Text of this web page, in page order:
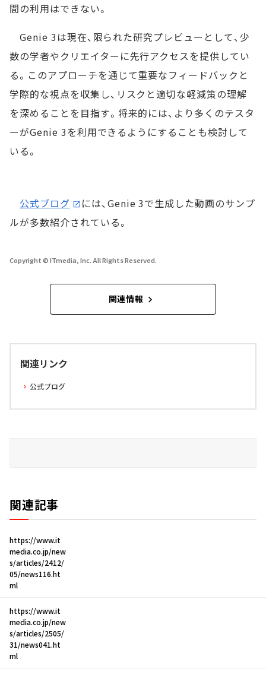
間の利用はできない。
Genie 3は現在、限られた研究プレビューとして、少
数の学者やクリエイターに先行アクセスを提供してい
る。このアプローチを通じて重要なフィードバックと
学際的な視点を収集し、リスクと適切な軽減策の理解
を深めることを目指す。将来的には、より多くのテスタ
ーがGenie 3を利用できるようにすることも検討して
いる。
公式ブログ
には、Genie 3で生成した動画のサンプ
ルが多数紹介されている。
Copyright © ITmedia, Inc. All Rights Reserved.
関連情報
関連リンク
公式ブログ
関連記事
https://www.it
media.co.jp/new
s/articles/2412/
05/news116.ht
ml
https://www.it
media.co.jp/new
s/articles/2505/
31/news041.ht
ml